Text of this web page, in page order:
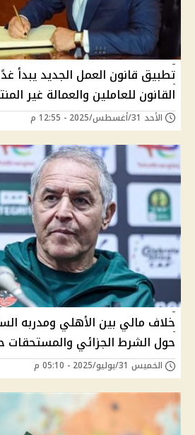
تطبيق قانون العمل الجديد يبدأ
القانون للعاملين والعمالة غير
الأحد 31/أغسطس/2025 - 12:55 م
خلاف مالي بين الأهلي ومدربه
حول الشرط الجزائي والمستحقات حتى
الخميس 31/يوليو/2025 - 05:10 م